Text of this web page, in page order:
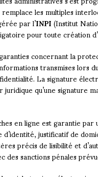
remplace les multiples
par l’INPI(Institut
pour toute création
concernant la
transmises lors
La signature
qu’une signature
en ligne est garantie
justificatif de
précis de lisibilité et
sanctions pénales